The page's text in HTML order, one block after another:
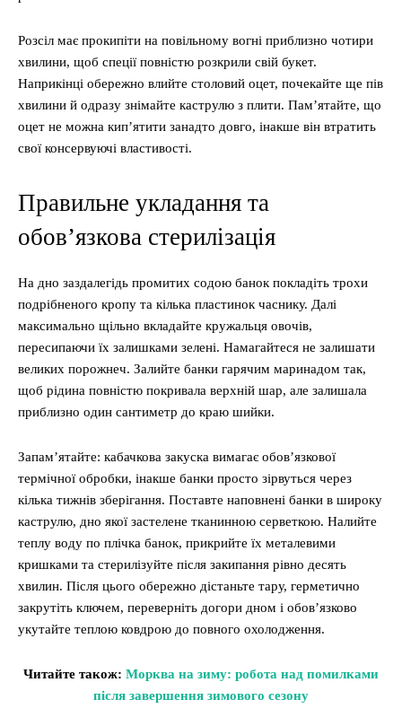
Розсіл має прокипіти на повільному вогні приблизно чотири
хвилини, щоб спеції повністю розкрили свій букет.
Наприкінці обережно влийте столовий оцет, почекайте ще пів
хвилини й одразу знімайте каструлю з плити. Пам’ятайте, що
оцет не можна кип’ятити занадто довго, інакше він втратить
свої консервуючі властивості.
Правильне укладання та
обов’язкова стерилізація
На дно заздалегідь промитих содою банок покладіть трохи
подрібненого кропу та кілька пластинок часнику. Далі
максимально щільно вкладайте кружальця овочів,
пересипаючи їх залишками зелені. Намагайтеся не залишати
великих порожнеч. Залийте банки гарячим маринадом так,
щоб рідина повністю покривала верхній шар, але залишала
приблизно один сантиметр до краю шийки.
Запам’ятайте: кабачкова закуска вимагає обов’язкової
термічної обробки, інакше банки просто зірвуться через
кілька тижнів зберігання. Поставте наповнені банки в широку
каструлю, дно якої застелене тканинною серветкою. Налийте
теплу воду по плічка банок, прикрийте їх металевими
кришками та стерилізуйте після закипання рівно десять
хвилин. Після цього обережно дістаньте тару, герметично
закрутіть ключем, переверніть догори дном і обов’язково
укутайте теплою ковдрою до повного охолодження.
Читайте також: Морква на зиму: робота над помилками
після завершення зимового сезону